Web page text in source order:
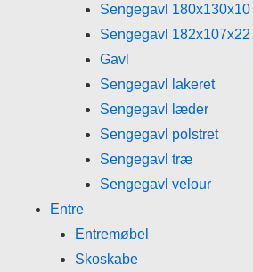
Sengegavl 180x130x10
Sengegavl 182x107x22
Gavl
Sengegavl lakeret
Sengegavl læder
Sengegavl polstret
Sengegavl træ
Sengegavl velour
Entre
Entremøbel
Skoskabe